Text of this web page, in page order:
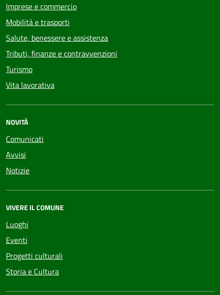
Imprese e commercio
Mobilità e trasporti
Salute, benessere e assistenza
Tributi, finanze e contravvenzioni
Turismo
Vita lavorativa
NOVITÀ
Comunicati
Avvisi
Notizie
VIVERE IL COMUNE
Luoghi
Eventi
Progetti culturali
Storia e Cultura